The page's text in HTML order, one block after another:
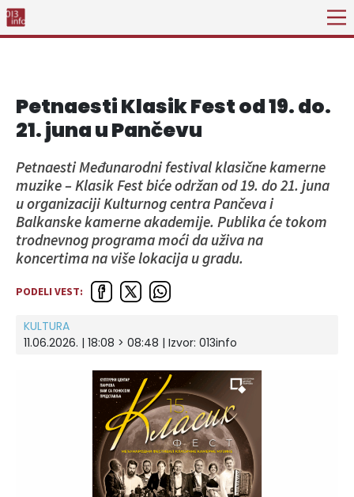
Petnaesti Klasik Fest od 19. do.
21. juna u Pančevu
Petnaesti Međunarodni festival klasične kamerne
muzike – Klasik Fest biće održan od 19. do 21. juna
u organizaciji Kulturnog centra Pančeva i
Balkanske kamerne akademije. Publika će tokom
trodnevnog programa moći da uživa na
koncertima na više lokacija u gradu.
PODELI VEST:
KULTURA
11.06.2026. | 18:08 > 08:48 | Izvor: 013info